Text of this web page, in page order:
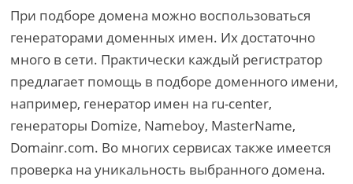
При подборе домена можно воспользоваться
генераторами доменных имен. Их достаточно
много в сети. Практически каждый регистратор
предлагает помощь в подборе доменного имени,
например, генератор имен на ru-center,
генераторы Domize, Nameboy, MasterName,
Domainr.com. Во многих сервисах также имеется
проверка на уникальность выбранного домена.